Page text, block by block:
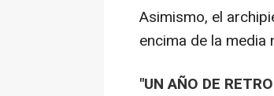
Asimismo, el
encima de la media
"UN AÑO DE